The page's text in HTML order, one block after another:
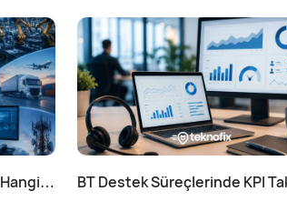
BT Destek Süreçlerinde KPI